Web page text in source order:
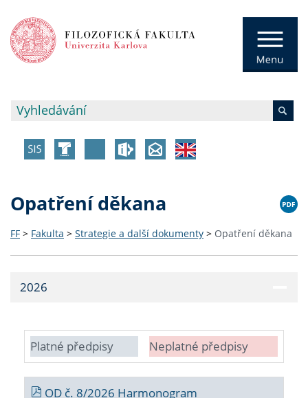
Opatření děkana
FF > Fakulta > Strategie a další dokumenty > Opatření děkana
2026
Platné předpisy Neplatné předpisy
OD č. 8/2026 Harmonogram